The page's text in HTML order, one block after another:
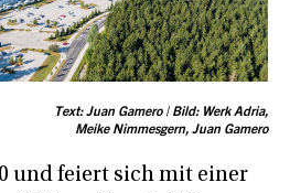
Text: Juan Gamero | Bild: Werk Adria,
Meike Nimmesgern, Juan Gamero
und feiert sich mit einer